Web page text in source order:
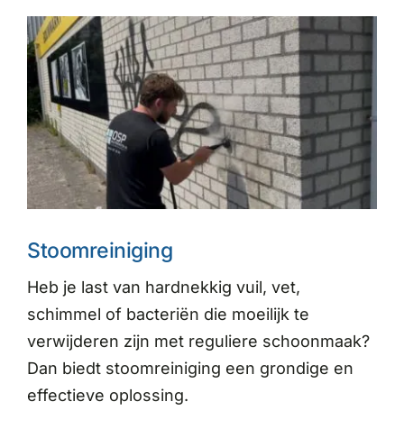
Stoomreiniging
Heb je last van hardnekkig vuil, vet,
schimmel of bacteriën die moeilijk te
verwijderen zijn met reguliere schoonmaak?
Dan biedt stoomreiniging een grondige en
effectieve oplossing.